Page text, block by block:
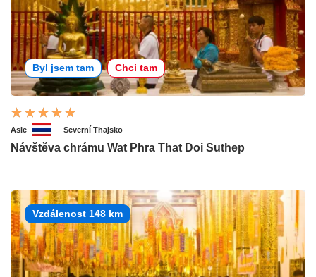
Byl jsem tam Chci tam
Asie Severní Thajsko
Návštěva chrámu Wat Phra That Doi Suthep
Vzdálenost 148 km